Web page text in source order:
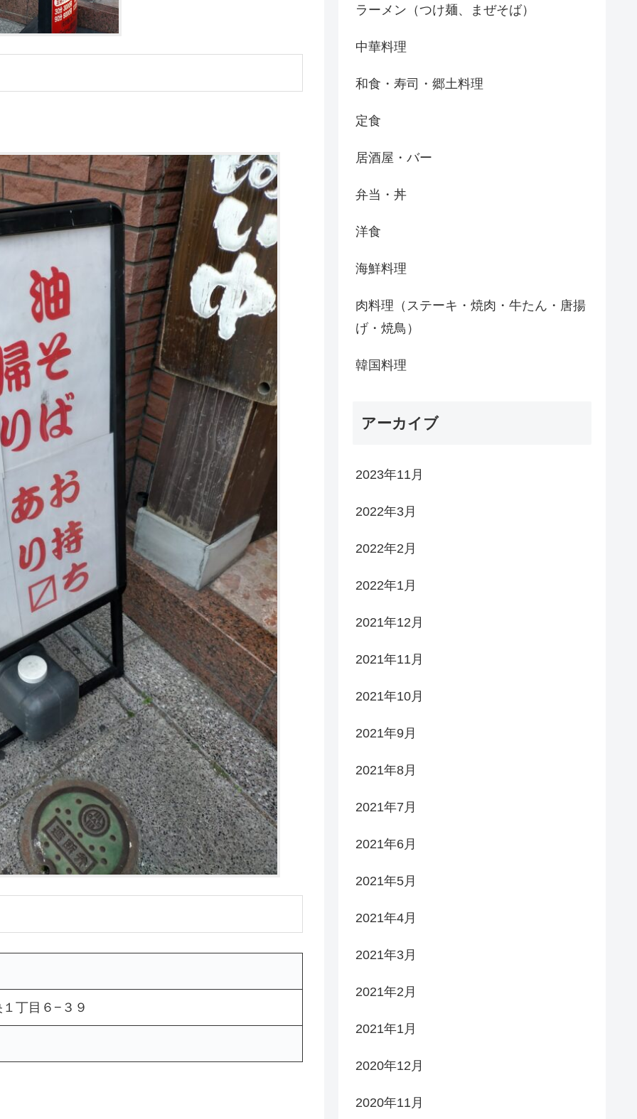
丁目６−３９
ラーメン（つけ麺、まぜそば）
中華料理
和食・寿司・郷土料理
定食
居酒屋・バー
弁当・丼
洋食
海鮮料理
肉料理（ステーキ・焼肉・牛たん・唐揚
げ・焼鳥）
韓国料理
アーカイブ
2023年11月
2022年3月
2022年2月
2022年1月
2021年12月
2021年11月
2021年10月
2021年9月
2021年8月
2021年7月
2021年6月
2021年5月
2021年4月
2021年3月
2021年2月
2021年1月
2020年12月
2020年11月